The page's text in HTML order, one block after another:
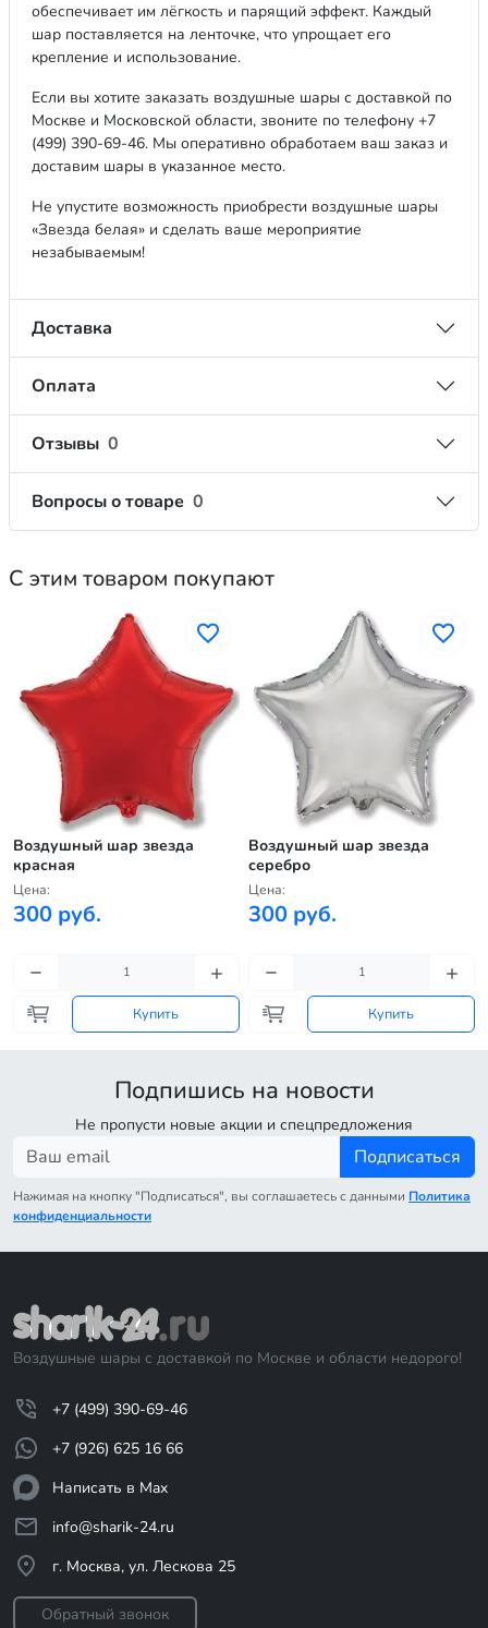
обеспечивает им лёгкость и парящий эффект. Каждый
шар поставляется на ленточке, что упрощает его
крепление и использование.
Если вы хотите заказать воздушные шары с доставкой по
Москве и Московской области, звоните по телефону +7
(499) 390-69-46. Мы оперативно обработаем ваш заказ и
доставим шары в указанное место.
Не упустите возможность приобрести воздушные шары
«Звезда белая» и сделать ваше мероприятие
незабываемым!
Доставка
Оплата
Отзывы 0
Вопросы о товаре 0
С этим товаром покупают
Воздушный шар звезда
красная
Цена:
300 руб.
Купить
Воздушный шар звезда
серебро
Цена:
300 руб.
Купить
Подпишись на новости
Не пропусти новые акции и спецпредложения
Подписаться
Нажимая на кнопку "Подписаться", вы соглашаетесь с данными Политика
конфиденциальности
Воздушные шары с доставкой по Москве и области недорого!
+7 (499) 390-69-46
+7 (926) 625 16 66
Написать в Max
info@sharik-24.ru
г. Москва, ул. Лескова 25
Обратный звонок